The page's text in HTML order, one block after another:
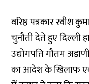
वरिष्ठ पत्रकार
चुनौती देते हुए दिल्ली
उद्योगपति गौतम
का आदेश के खिलाफ एक